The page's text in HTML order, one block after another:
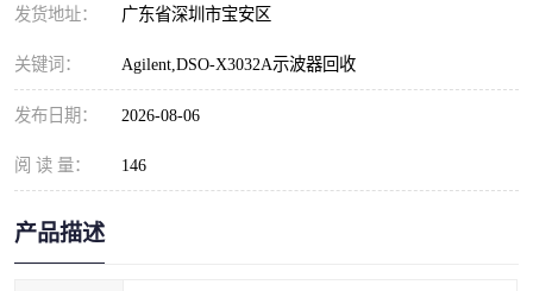
发货地址： 广东省深圳市宝安区
关键词： Agilent,DSO-X3032A示波器回收
发布日期： 2026-08-06
阅 读 量： 146
产品描述